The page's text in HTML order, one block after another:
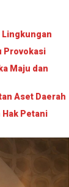
Lingkungan
Provokasi
Maju dan
Aset Daerah
Petani